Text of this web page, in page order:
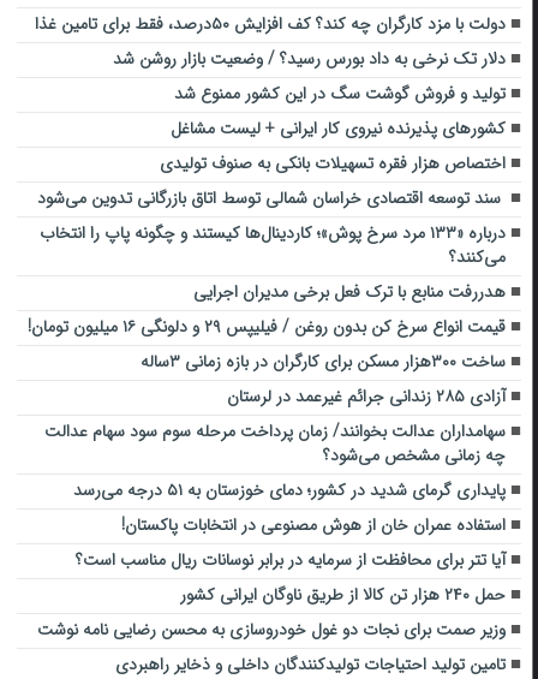
دولت با مزد کارگران چه کند؟ کف افزایش ۵۰درصد، فقط برای تامین غذا
دلار تک نرخی به داد بورس رسید؟ / وضعیت بازار روشن شد
تولید و فروش گوشت سگ در این کشور ممنوع شد
کشورهای پذیرنده نیروی کار ایرانی + لیست مشاغل
اختصاص هزار فقره تسهیلات بانکی به صنوف تولیدی
سند توسعه اقتصادی خراسان شمالی توسط اتاق بازرگانی تدوین می‌شود
درباره «۱۳۳ مرد سرخ پوش»؛ کاردینال‌ها کیستند و چگونه پاپ را انتخاب
می‌کنند؟
هدررفت منابع با ترک فعل برخی مدیران اجرایی
قیمت انواع سرخ کن بدون روغن / فیلیپس ۲۹ و دلونگی ۱۶ میلیون تومان!
ساخت ۳۰۰هزار مسکن برای کارگران در بازه زمانی ۳ساله
آزادی ۲۸۵ زندانی جرائم غیرعمد در لرستان
سهامداران عدالت بخوانند/ زمان پرداخت مرحله سوم سود سهام عدالت
چه زمانی مشخص می‌شود؟
پایداری گرمای شدید در کشور؛ دمای خوزستان به ۵۱ درجه می‌رسد
استفاده عمران خان از هوش مصنوعی در انتخابات پاکستان!
آیا تتر برای محافظت از سرمایه در برابر نوسانات ریال مناسب است؟
حمل ۲۴۰ هزار تن کالا از طریق ناوگان ایرانی کشور
وزیر صمت برای نجات دو غول خودروسازی به محسن رضایی نامه نوشت
تامین تولید احتیاجات تولیدکنندگان داخلی و ذخایر راهبردی